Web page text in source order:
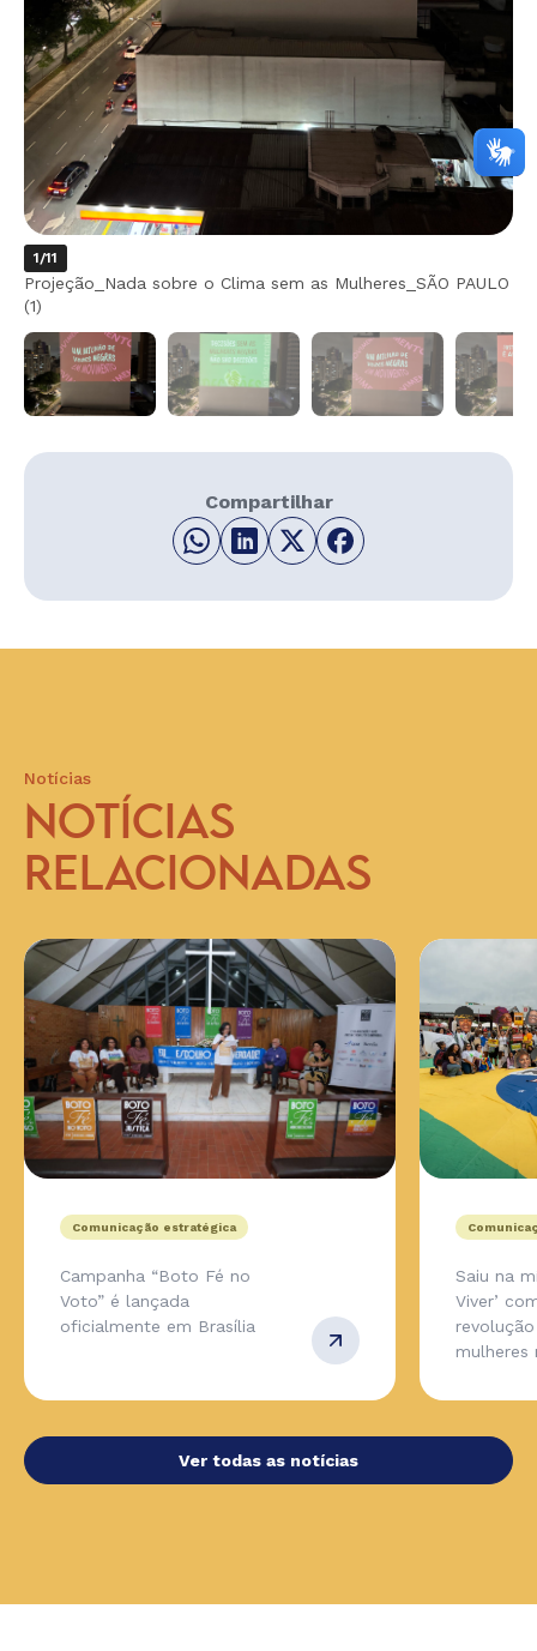
1/11
Projeção_Nada sobre o Clima sem as Mulheres_SÃO PAULO
(1)
Compartilhar
Notícias
NOTÍCIAS
RELACIONADAS
Comunicação estratégica
Campanha “Boto Fé no
Voto” é lançada
oficialmente em Brasília
Saiu na
Viver’
mulheres
Ver todas as notícias